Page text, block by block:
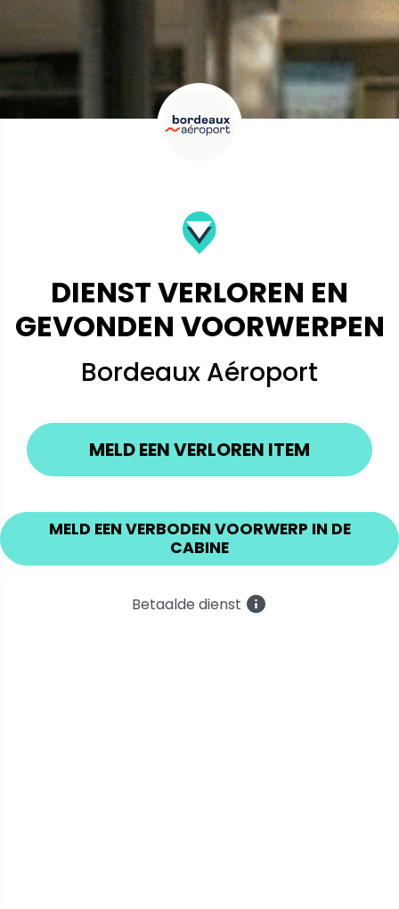
DIENST VERLOREN EN
GEVONDEN VOORWERPEN
Bordeaux Aéroport
MELD EEN VERLOREN ITEM
MELD EEN VERBODEN VOORWERP IN DE
CABINE
Betaalde dienst